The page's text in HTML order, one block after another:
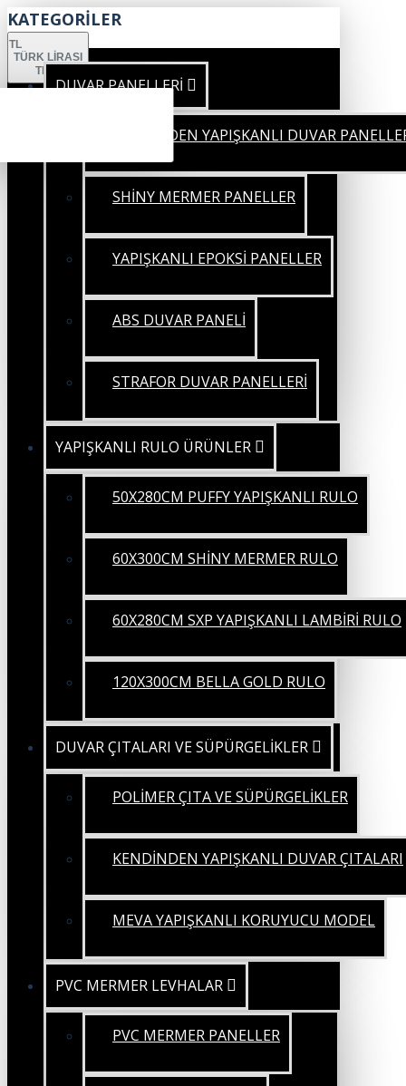
KATEGORİLER
TL
TÜRK LIRASI
TRY
DUVAR PANELLERİ
KENDİNDEN YAPIŞKANLI DUVAR
SHİNY MERMER PANELLER
YAPIŞKANLI EPOKSİ PANELLER
ABS DUVAR PANELİ
STRAFOR DUVAR PANELLERİ
YAPIŞKANLI RULO ÜRÜNLER
50X280CM PUFFY YAPIŞKANLI RULO
60X300CM SHİNY MERMER RULO
60X280CM SXP YAPIŞKANLI LAMBİRİ RULO
120X300CM BELLA GOLD RULO
DUVAR ÇITALARI VE SÜPÜRGELİKLER
POLİMER ÇITA VE SÜPÜRGELİKLER
KENDİNDEN YAPIŞKANLI DUVAR ÇITALARI
MEVA YAPIŞKANLI KORUYUCU MODEL
PVC MERMER LEVHALAR
PVC MERMER PANELLER